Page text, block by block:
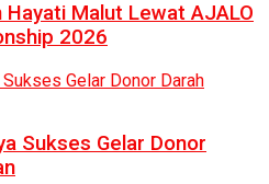
Hayati Malut Lewat AJALO
2026
Sukses Gelar Donor